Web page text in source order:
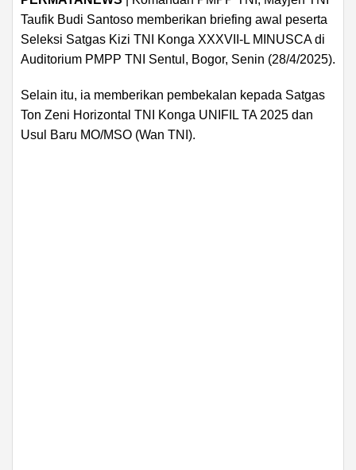
Taufik Budi Santoso memberikan briefing awal peserta
Seleksi Satgas Kizi TNI Konga XXXVII-L MINUSCA di
Auditorium PMPP TNI Sentul, Bogor, Senin (28/4/2025).
Selain itu, ia memberikan pembekalan kepada Satgas
Ton Zeni Horizontal TNI Konga UNIFIL TA 2025 dan
Usul Baru MO/MSO (Wan TNI).